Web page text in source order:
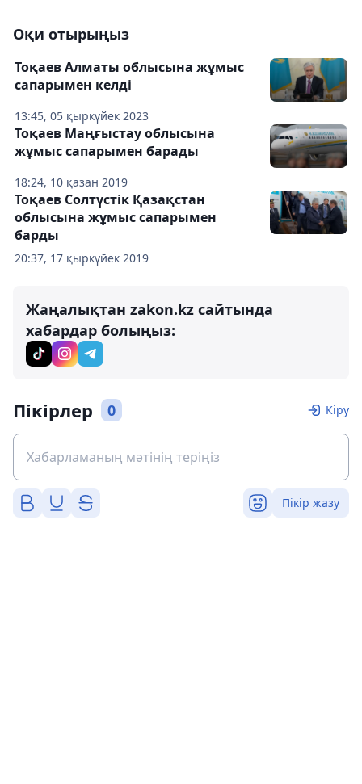
Оқи отырыңыз
13:45, 05 қыркүйек 2023
Тоқаев Алматы облысына жұмыс
сапарымен келді
18:24, 10 қазан 2019
Тоқаев Маңғыстау облысына
жұмыс сапарымен барады
20:37, 17 қыркүйек 2019
Тоқаев Солтүстік Қазақстан
облысына жұмыс сапарымен
барды
Жаңалықтан zakon.kz сайтында
хабардар болыңыз:
Пікірлер 0 Кіру
Пікір жазу